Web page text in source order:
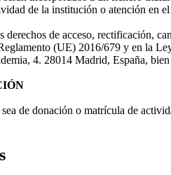
de la institución o atención en
derechos de acceso, rectificación,
(UE) 2016/679 y en la
4. 28014 Madrid, España,
de donación o matrícula de